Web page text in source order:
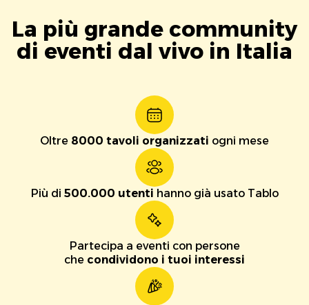
La più grande community
di eventi dal vivo in Italia
Oltre 8000 tavoli organizzati ogni mese
Più di 500.000 utenti hanno già usato Tablo
Partecipa a eventi con persone
che condividono i tuoi interessi